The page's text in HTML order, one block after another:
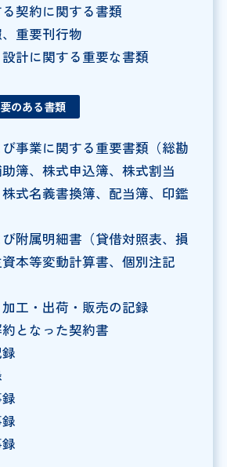
契約に関する書類
重要刊行物
計に関する重要な書類
のある書類
事業に関する重要書類（総勘
簿、株式申込簿、株式割当
式名義書換簿、配当簿、印鑑
附属明細書（貸借対照表、損
本等変動計算書、個別注記
工・出荷・販売の記録
となった契約書